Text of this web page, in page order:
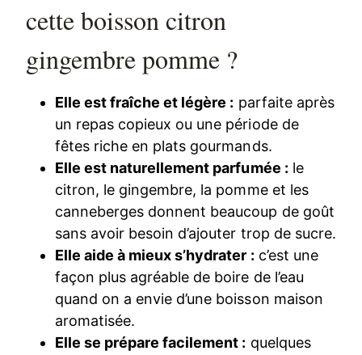
cette boisson citron
gingembre pomme ?
Elle est fraîche et légère : parfaite après
un repas copieux ou une période de
fêtes riche en plats gourmands.
Elle est naturellement parfumée : le
citron, le gingembre, la pomme et les
canneberges donnent beaucoup de goût
sans avoir besoin d’ajouter trop de sucre.
Elle aide à mieux s’hydrater : c’est une
façon plus agréable de boire de l’eau
quand on a envie d’une boisson maison
aromatisée.
Elle se prépare facilement : quelques